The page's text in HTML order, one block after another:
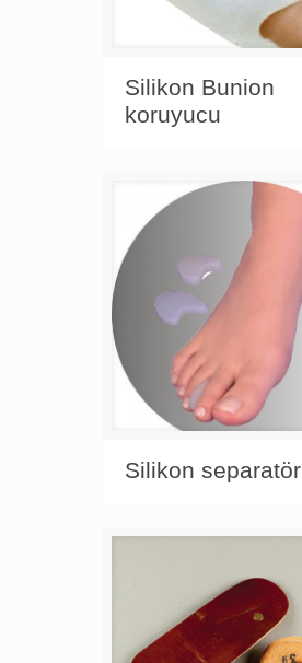
Silikon Bunion
koruyucu
Silikon separatör